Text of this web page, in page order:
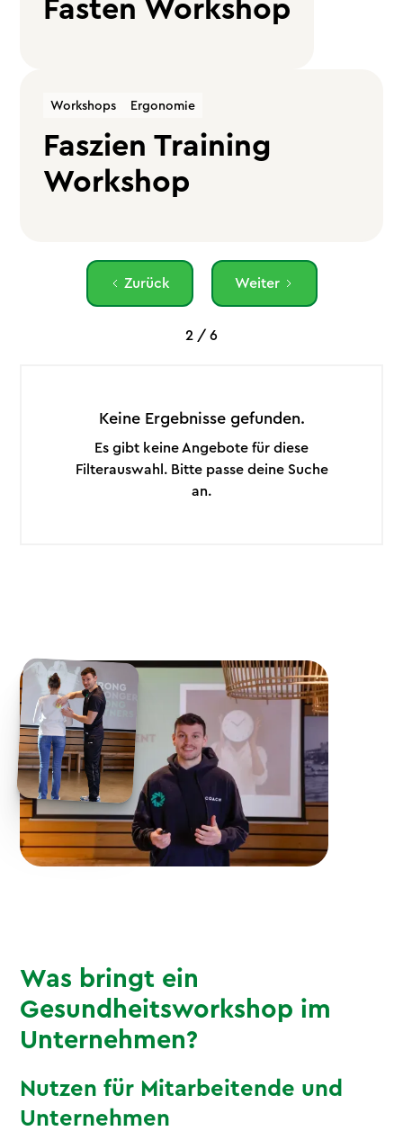
Fasten Workshop
Workshops Ergonomie
Faszien Training
Workshop
Zurück Weiter
2 / 6
Keine Ergebnisse gefunden.
Es gibt keine Angebote für diese
Filterauswahl. Bitte passe deine Suche
an.
Was bringt ein
Gesundheitsworkshop im
Unternehmen?
Nutzen für Mitarbeitende und
Unternehmen